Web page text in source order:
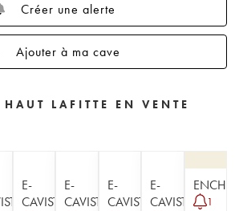
Créer une alerte
Ajouter à ma cave
LAFITTE EN VENTE
E-
CAVISTE
E-
CAVISTE
E-
CAVISTE
E-
CAVISTE
1